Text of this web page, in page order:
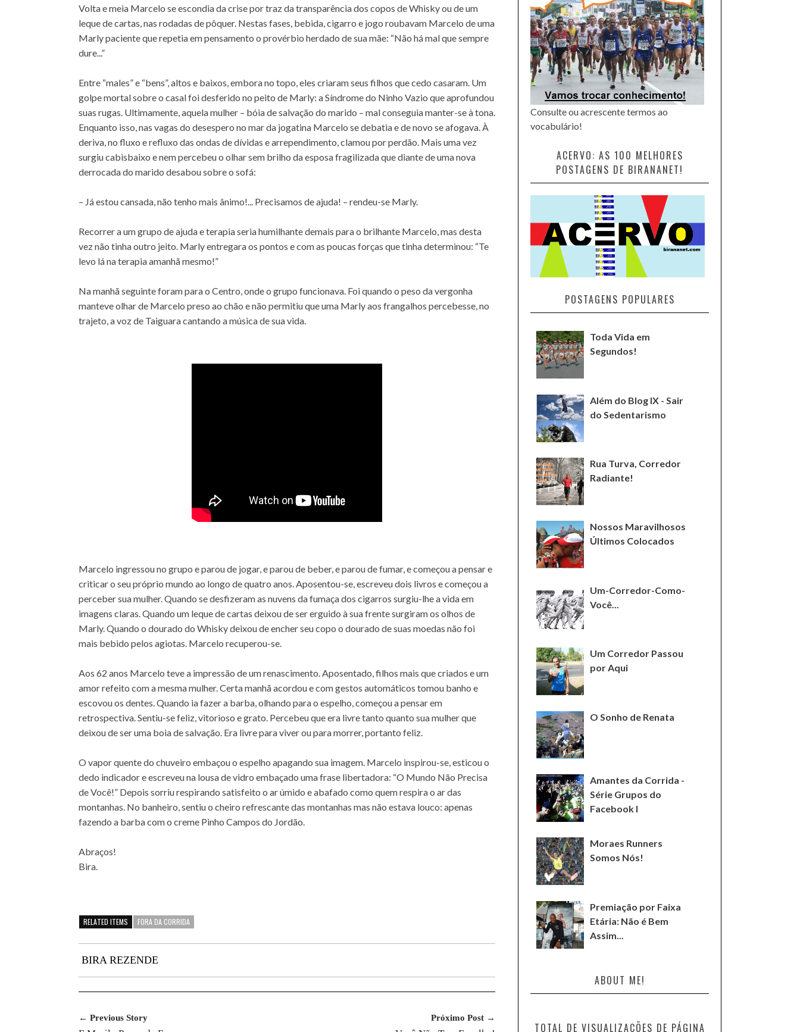
Volta e meia Marcelo se escondia da crise por traz da transparência dos copos de Whisky ou de um
leque de cartas, nas rodadas de pôquer. Nestas fases, bebida, cigarro e jogo roubavam Marcelo de uma
Marly paciente que repetia em pensamento o provérbio herdado de sua mãe: “Não há mal que sempre
dure...”
Entre “males” e “bens”, altos e baixos, embora no topo, eles criaram seus filhos que cedo casaram. Um
golpe mortal sobre o casal foi desferido no peito de Marly: a Síndrome do Ninho Vazio que aprofundou
suas rugas. Ultimamente, aquela mulher – bóia de salvação do marido – mal conseguia manter-se à tona.
Enquanto isso, nas vagas do desespero no mar da jogatina Marcelo se debatia e de novo se afogava. À
deriva, no fluxo e refluxo das ondas de dívidas e arrependimento, clamou por perdão. Mais uma vez
surgiu cabisbaixo e nem percebeu o olhar sem brilho da esposa fragilizada que diante de uma nova
derrocada do marido desabou sobre o sofá:
– Já estou cansada, não tenho mais ânimo!... Precisamos de ajuda! – rendeu-se Marly.
Recorrer a um grupo de ajuda e terapia seria humilhante demais para o brilhante Marcelo, mas desta
vez não tinha outro jeito. Marly entregara os pontos e com as poucas forças que tinha determinou: “Te
levo lá na terapia amanhã mesmo!”
Na manhã seguinte foram para o Centro, onde o grupo funcionava. Foi quando o peso da vergonha
manteve olhar de Marcelo preso ao chão e não permitiu que uma Marly aos frangalhos percebesse, no
trajeto, a voz de Taiguara cantando a música de sua vida.
Marcelo ingressou no grupo e parou de jogar, e parou de beber, e parou de fumar, e começou a pensar e
criticar o seu próprio mundo ao longo de quatro anos. Aposentou-se, escreveu dois livros e começou a
perceber sua mulher. Quando se desfizeram as nuvens da fumaça dos cigarros surgiu-lhe a vida em
imagens claras. Quando um leque de cartas deixou de ser erguido à sua frente surgiram os olhos de
Marly. Quando o dourado do Whisky deixou de encher seu copo o dourado de suas moedas não foi
mais bebido pelos agiotas. Marcelo recuperou-se.
Aos 62 anos Marcelo teve a impressão de um renascimento. Aposentado, filhos mais que criados e um
amor refeito com a mesma mulher. Certa manhã acordou e com gestos automáticos tomou banho e
escovou os dentes. Quando ia fazer a barba, olhando para o espelho, começou a pensar em
retrospectiva. Sentiu-se feliz, vitorioso e grato. Percebeu que era livre tanto quanto sua mulher que
deixou de ser uma boia de salvação. Era livre para viver ou para morrer, portanto feliz.
O vapor quente do chuveiro embaçou o espelho apagando sua imagem. Marcelo inspirou-se, esticou o
dedo indicador e escreveu na lousa de vidro embaçado uma frase libertadora: “O Mundo Não Precisa
de Você!” Depois sorriu respirando satisfeito o ar úmido e abafado como quem respira o ar das
montanhas. No banheiro, sentiu o cheiro refrescante das montanhas mas não estava louco: apenas
fazendo a barba com o creme Pinho Campos do Jordão.
Abraços!
Bira.
RELATED ITEMS FORA DA CORRIDA
BIRA REZENDE
← Previous Story Próximo Post →
Consulte ou acrescente termos ao
vocabulário!
ACERVO: AS 100 MELHORES
POSTAGENS DE BIRANANET!
POSTAGENS POPULARES
Toda Vida em
Segundos!
Além do Blog IX - Sair
do Sedentarismo
Rua Turva, Corredor
Radiante!
Nossos Maravilhosos
Últimos Colocados
Um-Corredor-Como-
Você...
Um Corredor Passou
por Aqui
O Sonho de Renata
Amantes da Corrida -
Série Grupos do
Facebook I
Moraes Runners
Somos Nós!
Premiação por Faixa
Etária: Não é Bem
Assim...
ABOUT ME!
TOTAL DE VISUALIZAÇÕES DE PÁGINA